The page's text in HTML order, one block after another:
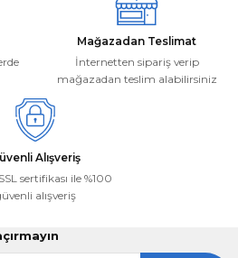
Mağazadan Teslimat
İnternetten sipariş verip
mağazadan teslim alabilirsiniz
Alışveriş
sertifikası ile %100
alışveriş